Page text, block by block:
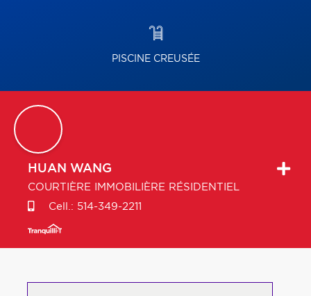
PISCINE CREUSÉE
HUAN WANG
COURTIÈRE IMMOBILIÈRE RÉSIDENTIEL
Cell.: 514-349-2211